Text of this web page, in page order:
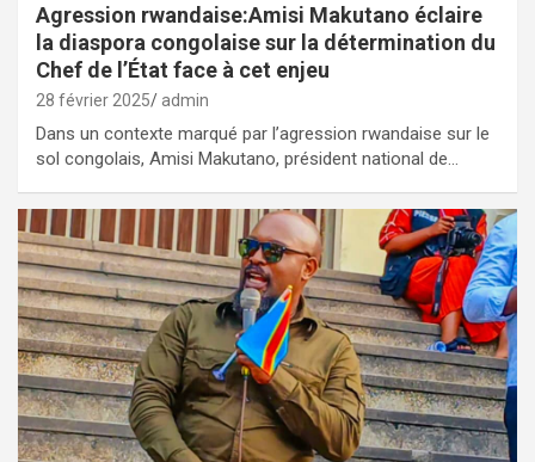
Agression rwandaise:Amisi Makutano éclaire
la diaspora congolaise sur la détermination du
Chef de l’État face à cet enjeu
28 février 2025 admin
Dans un contexte marqué par l’agression rwandaise sur le
sol congolais, Amisi Makutano, président national de…